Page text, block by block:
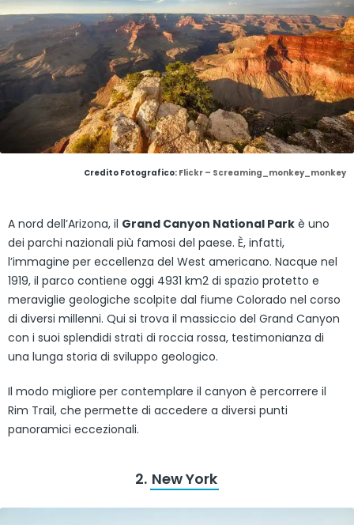
Credito Fotografico: Flickr – Screaming_monkey_monkey
A nord dell’Arizona, il Grand Canyon National Park è uno
dei parchi nazionali più famosi del paese. È, infatti,
l’immagine per eccellenza del West americano. Nacque nel
1919, il parco contiene oggi 4931 km2 di spazio protetto e
meraviglie geologiche scolpite dal fiume Colorado nel corso
di diversi millenni. Qui si trova il massiccio del Grand Canyon
con i suoi splendidi strati di roccia rossa, testimonianza di
una lunga storia di sviluppo geologico.
Il modo migliore per contemplare il canyon è percorrere il
Rim Trail, che permette di accedere a diversi punti
panoramici eccezionali.
2. New York